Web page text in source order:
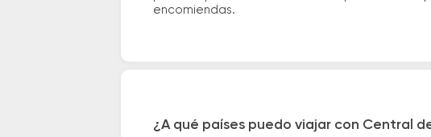
encomiendas.
¿A qué países puedo viajar con Central